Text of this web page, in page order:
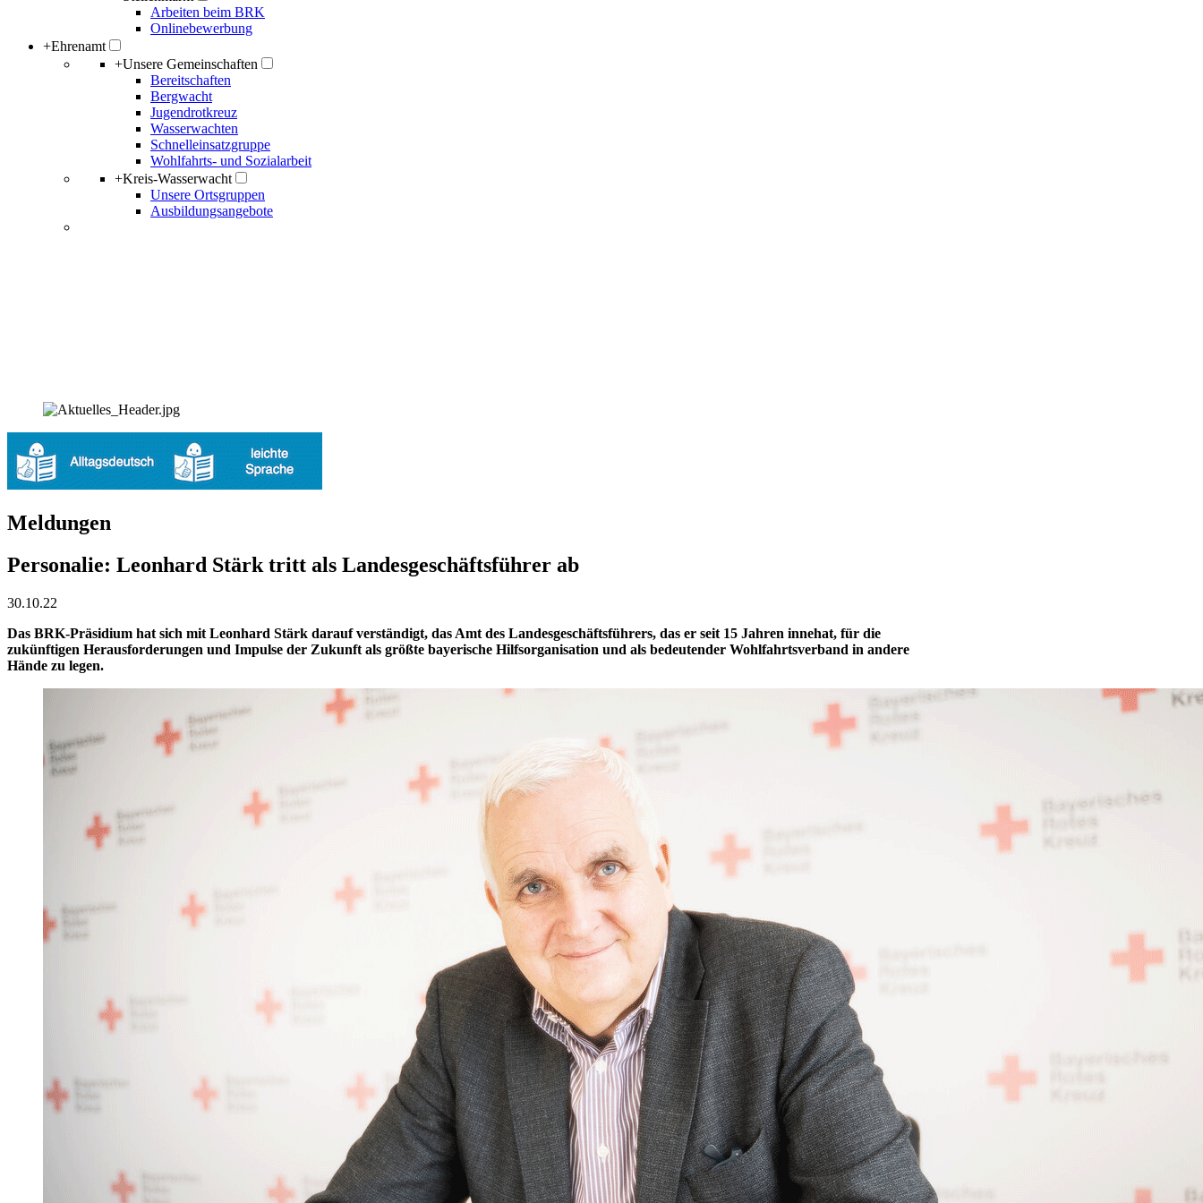
Arbeiten beim BRK
Onlinebewerbung
+Ehrenamt
+Unsere Gemeinschaften
Bereitschaften
Bergwacht
Jugendrotkreuz
Wasserwachten
Schnelleinsatzgruppe
Wohlfahrts- und Sozialarbeit
+Kreis-Wasserwacht
Unsere Ortsgruppen
Ausbildungsangebote
Meldungen
Personalie: Leonhard Stärk tritt als Landesgeschäftsführer ab
30.10.22
Das BRK-Präsidium hat sich mit Leonhard Stärk darauf verständigt, das Amt des Landesgeschäftsführers, das er seit 15 Jahren innehat, für die
zukünftigen Herausforderungen und Impulse der Zukunft als größte bayerische Hilfsorganisation und als bedeutender Wohlfahrtsverband in andere
Hände zu legen.